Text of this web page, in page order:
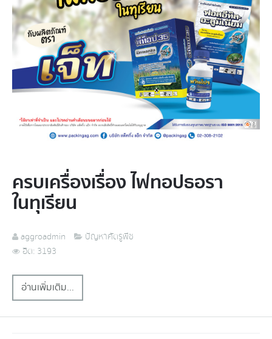
ครบเครื่องเรื่อง ไฟทอปธอรา
ในทุเรียน
aggroadmin
ปัญหาศัตรูพืช
ฮิต: 3193
อ่านเพิ่มเติม...